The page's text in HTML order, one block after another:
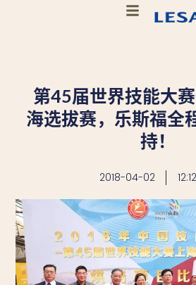
第45届世界技能大
海选拔赛，乐斯福全
持！
2018-04-02